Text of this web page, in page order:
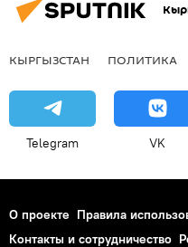
КЫРГЫЗСТАН ПОЛИТИКА
Telegram VK
О проекте Правила
Контакты и сотрудничество